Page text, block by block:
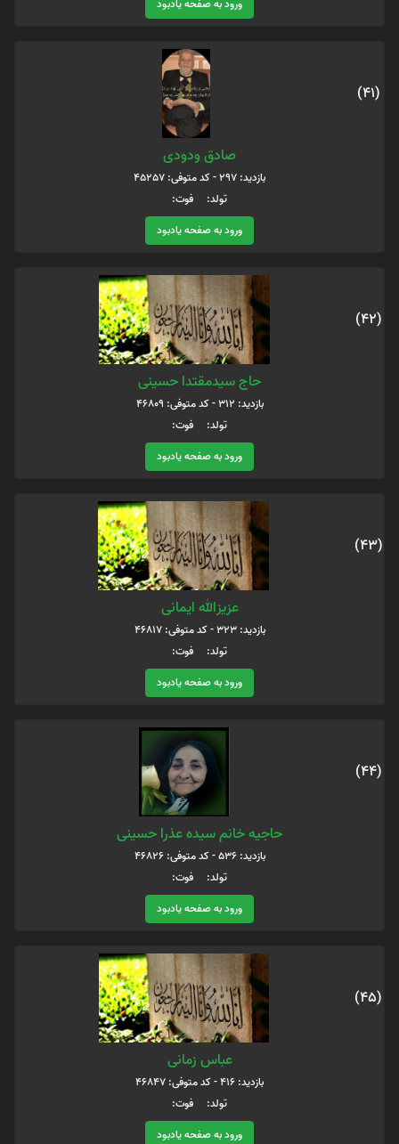
ورود به صفحه یادبود
(41)
صادق ودودی
بازدید: 297 - کد متوفی: 45257
تولد: فوت:
ورود به صفحه یادبود
(42)
حاج سیدمقتدا حسینی
بازدید: 312 - کد متوفی: 46809
تولد: فوت:
ورود به صفحه یادبود
(43)
عزیزالله ایمانی
بازدید: 323 - کد متوفی: 46817
تولد: فوت:
ورود به صفحه یادبود
(44)
حاجیه خانم سیده عذرا حسینی
بازدید: 536 - کد متوفی: 46826
تولد: فوت:
ورود به صفحه یادبود
(45)
عباس زمانی
بازدید: 416 - کد متوفی: 46847
تولد: فوت:
ورود به صفحه یادبود